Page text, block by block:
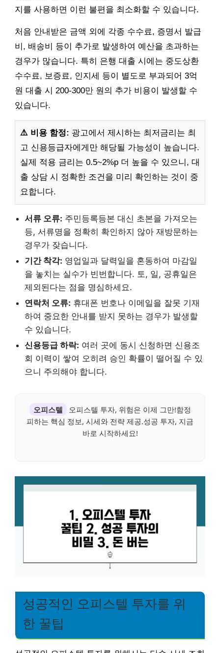
지를 사용하면 이런 불편을 최소화할 수 있습니다.
처음 안내받은 금액 외에 각종 수수료, 증명서 발급
비, 배송비 등이 추가로 발생하여 예산을 초과하는
경우가 많습니다. 특히 은행 대출 시에는 중도상환
수수료, 보증료, 인지세 등이 별도로 부과되어 3억
원 대출 시 200-300만 원의 추가 비용이 발생할 수
있습니다.
⚠️ 비용 함정: 광고에서 제시하는 최저금리는 최
고 신용등급자에게만 해당될 가능성이 높습니다.
실제 적용 금리는 0.5~2%p 더 높을 수 있으니, 대
출 상담 시 정확한 조건을 미리 확인하는 것이 중
요합니다.
서류 오류: 주민등록등본 대신 초본을 가져오는
등, 서류명을 정확히 확인하지 않아 재방문하는
경우가 잦습니다.
기간 착각: 영업일과 달력일을 혼동하여 마감일
을 놓치는 실수가 빈번합니다. 토, 일, 공휴일은
제외된다는 점을 명심하세요.
연락처 오류: 휴대폰 번호나 이메일을 잘못 기재
하여 중요한 안내를 받지 못하는 경우가 발생할
수 있습니다.
신용등급 하락: 여러 곳에 동시 신청하면 신용조
회 이력이 쌓여 오히려 승인 확률이 떨어질 수 있
으니 주의해야 합니다.
오피스텔
오피스텔 투자, 위험은 이제 그만!함정
피하는 핵심 정보, 시세와 전략 제공.성공 투자, 지금
바로 시작하세요!
성공적인 오피스텔 투자를 위
한 꿀팁